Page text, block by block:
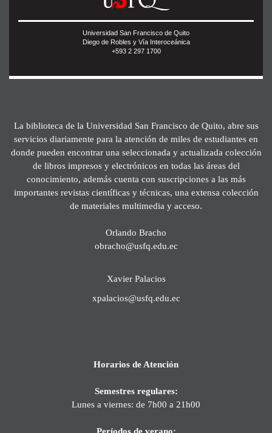
Universidad San Francisco de Quito
Diego de Robles y Vía Interoceánica
+593 2 297 1700
La biblioteca de la Universidad San Francisco de Quito, abre sus
servicios diariamente para la atención de miles de estudiantes en
donde pueden encontrar una seleccionada y actualizada colección
de libros impresos y electrónicos en todas las áreas del
conocimiento, además cuenta con suscripciones a las más
importantes revistas científicas y técnicas, una extensa colección
de materiales multimedia y acceso.
Orlando Bracho
obracho@usfq.edu.ec
Xavier Palacios
xpalacios@usfq.edu.ec
Horarios de Atención
Semestres regulares:
Lunes a viernes: de 7h00 a 21h00
Períodos de verano: